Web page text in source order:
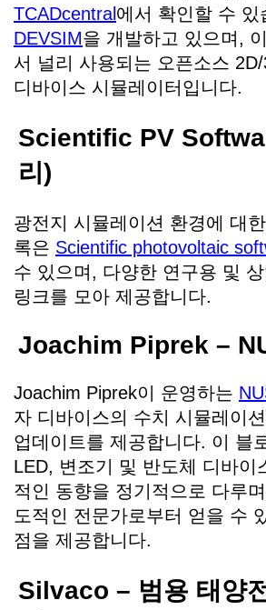
TCADcentral 에서 확인할 수
DEVSIM을 개발하고 있으며,
서 널리 사용되는 오픈소스
디바이스 시뮬레이터입니다.
Scientific PV
리)
광전지 시뮬레이션 환경에 대
록은 Scientific photovoltaic
수 있으며, 다양한 연구용 및
링크를 모아 제공합니다.
Joachim Piprek –
Joachim Piprek이 운영하는
자 디바이스의 수치 시뮬레이
업데이트를 제공합니다. 이 블
LED, 변조기 및 반도체 디바이
적인 동향을 정기적으로 다루
도적인 전문가로부터 얻을 수
점을 제공합니다.
Silvaco – 범용 태양